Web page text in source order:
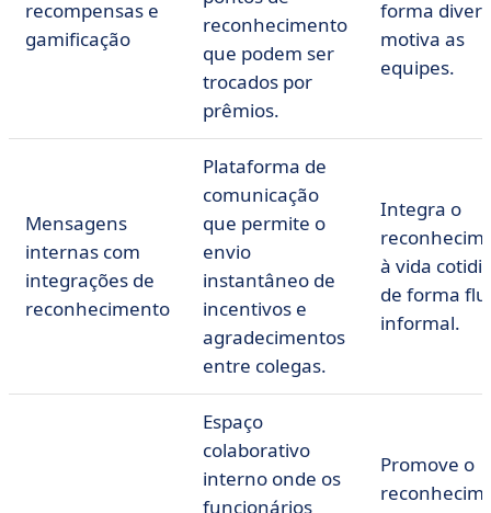
recompensas e
gamificação
reconhecimento
que podem ser
trocados por
prêmios.
forma
motiva as
equipes.
Mensagens
internas com
integrações de
reconhecimento
Plataforma de
comunicação
que permite o
envio
instantâneo de
incentivos e
agradecimentos
entre colegas.
Integra o
à vida
de forma
informal.
Espaço
colaborativo
interno onde os
funcionários
Promove o